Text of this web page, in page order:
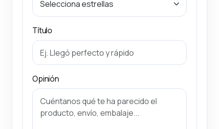
Título
Opinión